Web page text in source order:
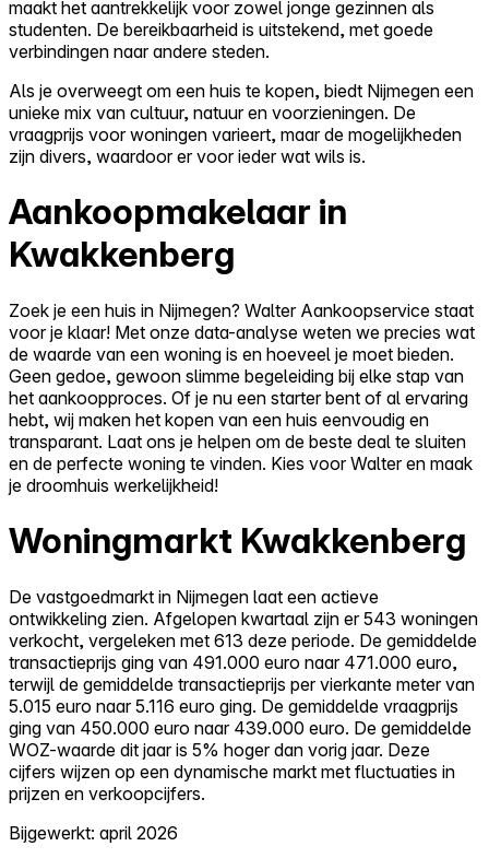
maakt het aantrekkelijk voor zowel jonge gezinnen als
studenten. De bereikbaarheid is uitstekend, met goede
verbindingen naar andere steden.
Als je overweegt om een huis te kopen, biedt Nijmegen een
unieke mix van cultuur, natuur en voorzieningen. De
vraagprijs voor woningen varieert, maar de mogelijkheden
zijn divers, waardoor er voor ieder wat wils is.
Aankoopmakelaar in
Kwakkenberg
Zoek je een huis in Nijmegen? Walter Aankoopservice staat
voor je klaar! Met onze data-analyse weten we precies wat
de waarde van een woning is en hoeveel je moet bieden.
Geen gedoe, gewoon slimme begeleiding bij elke stap van
het aankoopproces. Of je nu een starter bent of al ervaring
hebt, wij maken het kopen van een huis eenvoudig en
transparant. Laat ons je helpen om de beste deal te sluiten
en de perfecte woning te vinden. Kies voor Walter en maak
je droomhuis werkelijkheid!
Woningmarkt Kwakkenberg
De vastgoedmarkt in Nijmegen laat een actieve
ontwikkeling zien. Afgelopen kwartaal zijn er 543 woningen
verkocht, vergeleken met 613 deze periode. De gemiddelde
transactieprijs ging van 491.000 euro naar 471.000 euro,
terwijl de gemiddelde transactieprijs per vierkante meter van
5.015 euro naar 5.116 euro ging. De gemiddelde vraagprijs
ging van 450.000 euro naar 439.000 euro. De gemiddelde
WOZ-waarde dit jaar is 5% hoger dan vorig jaar. Deze
cijfers wijzen op een dynamische markt met fluctuaties in
prijzen en verkoopcijfers.
Bijgewerkt: april 2026